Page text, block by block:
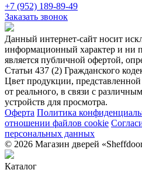
+7 (952) 189-89-49
Заказать звонок
Данный интернет-сайт носит
информационный характер и ни
является публичной офертой,
Статьи 437 (2) Гражданского
Цвет продукции,
от реального, в связи с
устройств для просмотра.
Оферта Политика
отношении файлов cookie
персональных данных
© 2026 Магазин дверей
Каталог